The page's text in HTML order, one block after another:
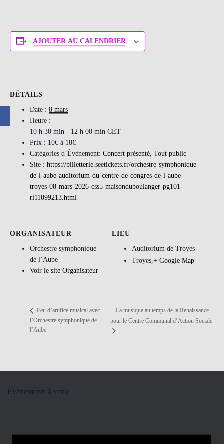
AJOUTER AU CALENDRIER
DÉTAILS
Date : 8 mars
Heure :
10 h 30 min - 12 h 00 min CET
Prix : 10€ à 18€
Catégories d’Évènement: Concert présenté, Tout public
Site : https://billetterie.seetickets.fr/orchestre-symphonique-
de-l-aube-auditorium-du-centre-de-congres-de-l-aube-
troyes-08-mars-2026-css5-maisonduboulanger-pg101-
ri11099213.html
LIEU
Auditorium de Troyes
Troyes,+ Google Map
ORGANISATEUR
Orchestre symphonique
de l’Aube
Voir le site Organisateur
Feu d’artifice musical avec
l’Orchestre symphonique de
l’Aube
La musique au temps de la Renaissance
pour le Centre Communal d’Action Sociale
Évènements à venir